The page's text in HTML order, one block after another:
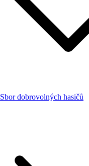
Sbor dobrovolných hasičů